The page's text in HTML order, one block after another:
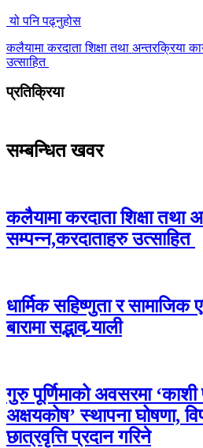
यो पनि पढ्नुहोस
कलैयामा करदाता शिक्षा तथा अन्तरक्रिया
उत्साहित
प्रतिक्रिया
सम्बन्धित खवर
कलैयामा करदाता शिक्षा तथा
सम्पन्न,करदाताहरु उत्साहित
धार्मिक सहिष्णुता र
बारामा सद्भाव र्‍याली
गुरु पूर्णिमाको अवसरमा
अक्षयकोष’ स्थापना घोषणा,
छात्रवृत्ति प्रदान गरिने